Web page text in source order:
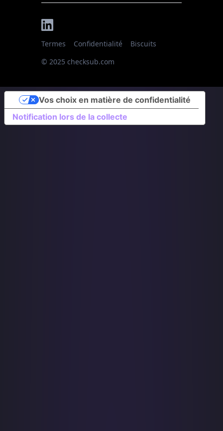
© 2025 checksub.com
Termes Confidentialité Biscuits
Notification lors de la collecte
Vos choix en matière de confidentialité